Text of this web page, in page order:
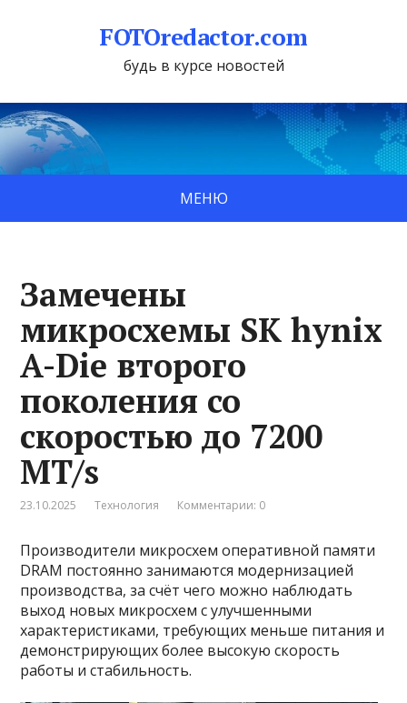
FOTOredactor.com
будь в курсе новостей
МЕНЮ
Замечены
микросхемы SK hynix
A-Die второго
поколения со
скоростью до 7200
MT/s
23.10.2025 Технология Комментарии: 0
Производители микросхем оперативной памяти
DRAM постоянно занимаются модернизацией
производства, за счёт чего можно наблюдать
выход новых микросхем с улучшенными
характеристиками, требующих меньше питания и
демонстрирующих более высокую скорость
работы и стабильность.